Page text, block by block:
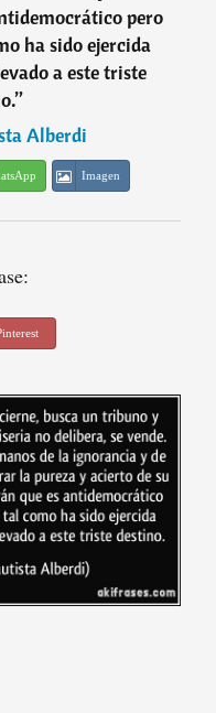
pero
ha sido ejercida
a este triste
”
Alberdi
Imagen